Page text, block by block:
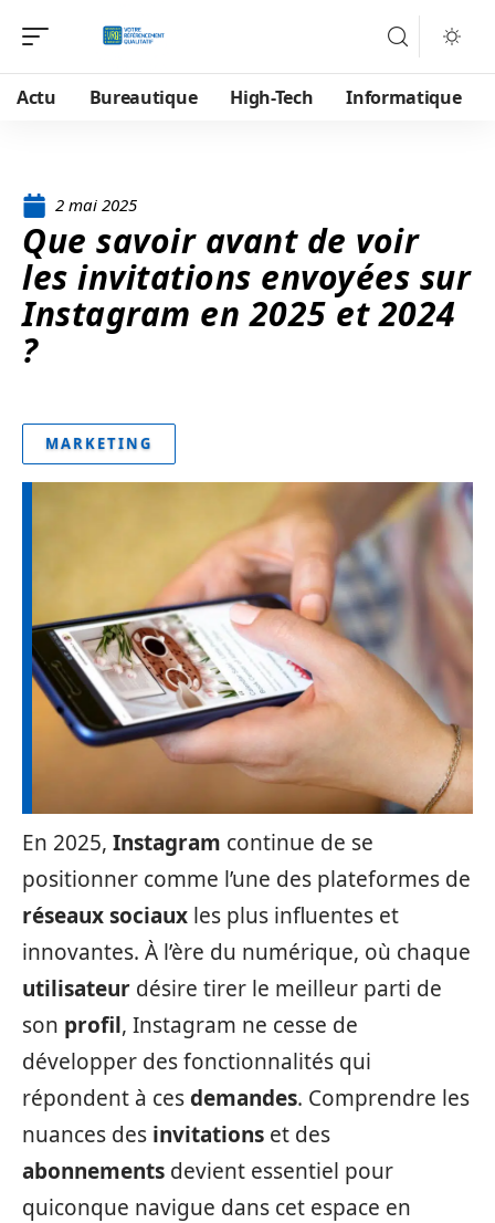
Actu Bureautique High-Tech Informatique
2 mai 2025
Que savoir avant de voir
les invitations envoyées sur
Instagram en 2025 et 2024
?
MARKETING
En 2025, Instagram continue de se
positionner comme l’une des plateformes de
réseaux sociaux les plus influentes et
innovantes. À l’ère du numérique, où chaque
utilisateur désire tirer le meilleur parti de
son profil, Instagram ne cesse de
développer des fonctionnalités qui
répondent à cesdemandes. Comprendre les
nuances des invitations et des
abonnements devient essentiel pour
quiconque navigue dans cet espace en